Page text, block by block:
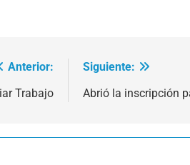
Anterior:
Trabajo
Siguiente:
Abrió la inscripción